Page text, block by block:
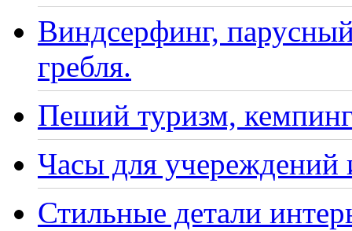
Виндсерфинг,
гребля.
Пеший туризм,
Часы для учереждений
Стильные детали